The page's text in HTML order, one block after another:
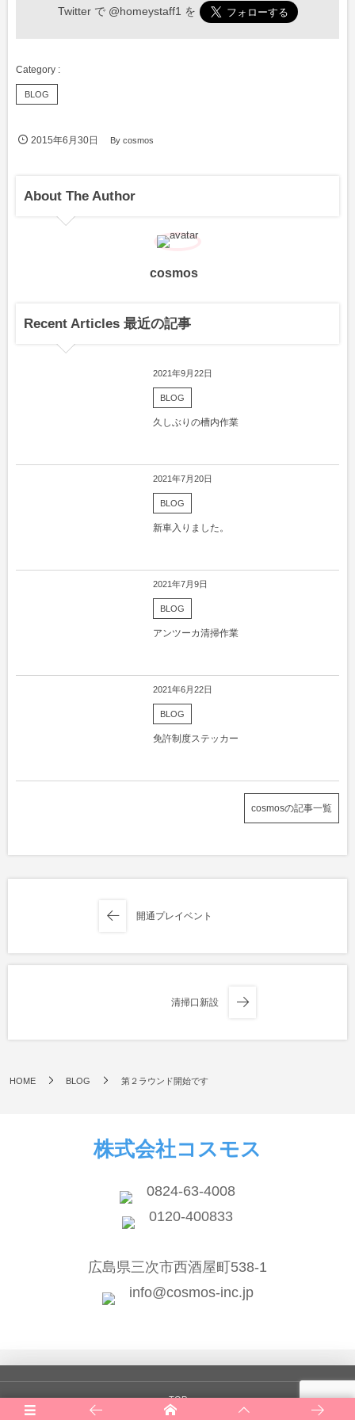
Twitter で @homeystaff1 を
BLOG
2015年6月30日 Bycosmos
About The Author
cosmos
Recent Articles 最近の記事
2021年9月22日
BLOG
久しぶりの槽内作業
2021年7月20日
BLOG
新車入りました。
2021年7月9日
BLOG
アンツーカ清掃作業
2021年6月22日
BLOG
免許制度ステッカー
cosmosの記事一覧
開通プレイベント
清掃口新設
HOME BLOG 第２ラウンド開始です
株式会社コスモス
0824-63-4008
0120-400833
広島県三次市西酒屋町538-1
info@cosmos-inc.jp
TOP